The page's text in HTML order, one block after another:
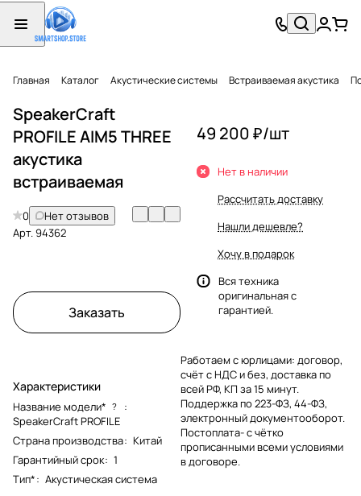
Главная Каталог Акустические системы Встраиваемая акустика
SpeakerCraft
PROFILE AIM5 THREE
акустика
встраиваемая
0
Нет отзывов
Арт.94362
Заказать
Характеристики
Название модели* ?
:
SpeakerCraft PROFILE
Страна производства: Китай
Гарантийный срок: 1
Тип*: Акустическая система
49 200 ₽/шт
Нет в наличии
Рассчитать доставку
Нашли дешевле?
Хочу в подарок
Вся техника
оригинальная с
гарантией.
Работаем с юрлицами: договор,
счёт с НДС и без, доставка по
всей РФ, КП за 15 минут.
Поддержка по 223-ФЗ, 44-ФЗ,
электронный документооборот.
Постоплата- с чётко
прописанными всеми условиями
в договоре.